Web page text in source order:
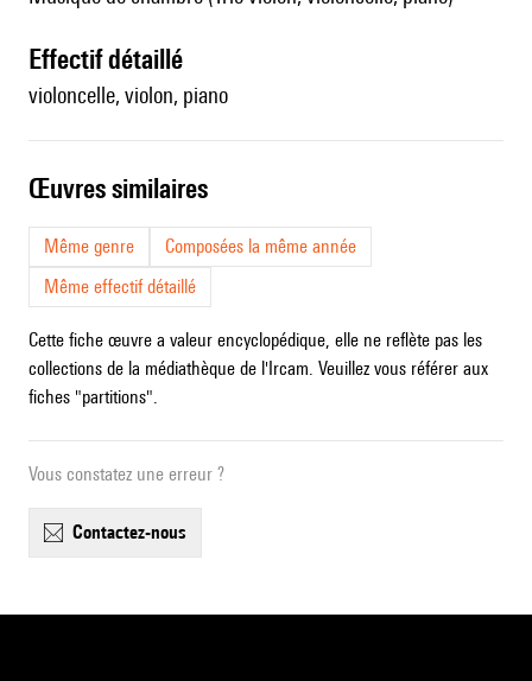
effectif détaillé
violoncelle, violon, piano
œuvres similaires
Même genre
Composées la même année
Même effectif détaillé
Cette fiche œuvre a valeur encyclopédique, elle ne reflète pas les
collections de la médiathèque de l'Ircam. Veuillez vous référer aux
fiches "partitions".
Vous constatez une erreur ?
contactez-nous